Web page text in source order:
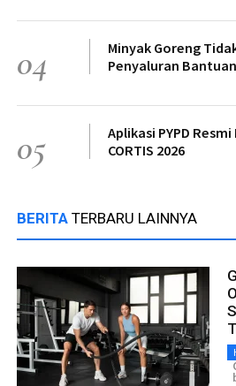
04
Minyak Goreng
Penyaluran
05
Aplikasi PYPD
CORTIS 2026
BERITA TERBARU LAINNYA